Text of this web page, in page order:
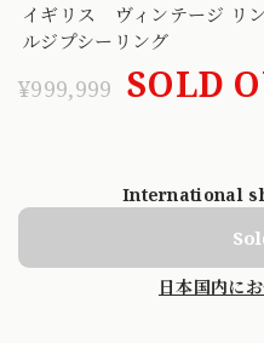
イギリス ヴィンテージ リ
ルジプシーリング
¥999,999 SOLD
International
日本国内に